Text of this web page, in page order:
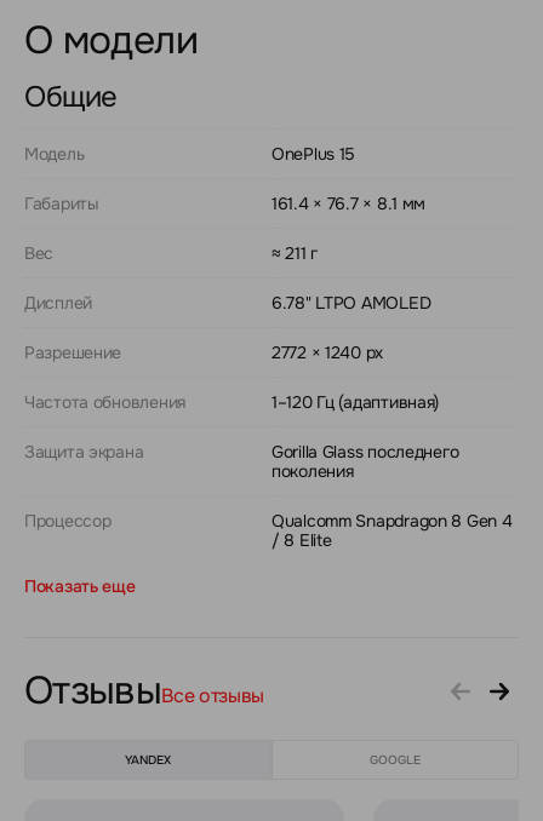
О модели
Общие
Модель OnePlus 15
Габариты 161.4 × 76.7 × 8.1 мм
Вес ≈ 211 г
Дисплей 6.78" LTPO AMOLED
Разрешение 2772 × 1240 px
Частота обновления 1–120 Гц (адаптивная)
Защита экрана
Gorilla Glass последнего
поколения
Процессор
Qualcomm Snapdragon 8 Gen 4
/ 8 Elite
Показать еще
ОтзывыВсе отзывы
YANDEX GOOGLE